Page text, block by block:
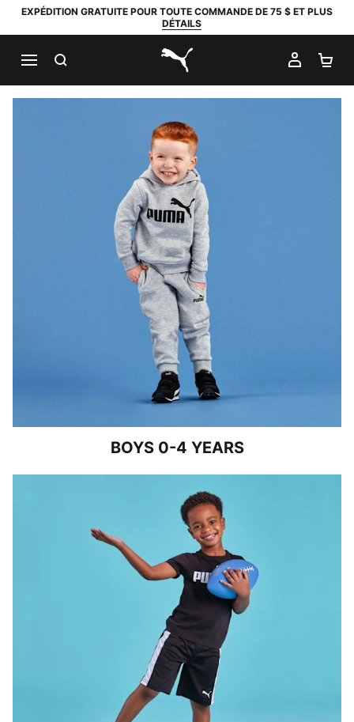
EXPÉDITION GRATUITE POUR TOUTE COMMANDE DE 75 $ ET PLUS
DÉTAILS
PUMA.com
MON
BOYS 0-4 YEARS